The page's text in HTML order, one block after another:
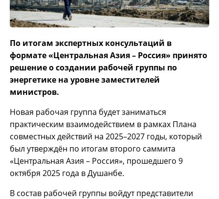
По итогам экспертных консультаций в
формате «Центральная Азия – Россия» принято
решение о создании рабочей группы по
энергетике на уровне заместителей
министров.
Новая рабочая группа будет заниматься
практическим взаимодействием в рамках Плана
совместных действий на 2025–2027 годы, который
был утверждён по итогам второго саммита
«Центральная Азия – Россия», прошедшего 9
октября 2025 года в Душанбе.
В состав рабочей группы войдут представители